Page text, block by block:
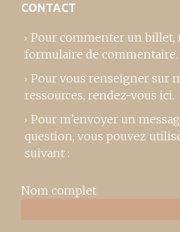
CONTACT
Pour commenter un billet,
formulaire de commentaire.
Pour vous renseigner sur
ressources, rendez-vous ici.
Pour m’envoyer un
question, vous pouvez
suivant :
Nom complet